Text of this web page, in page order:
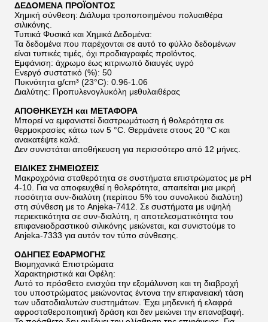
ΔΕΔΟΜΕΝΑ ΠΡΟΪΟΝΤΟΣ
Χημική σύνθεση: Διάλυμα τροποποιημένου πολυαιθέρα
σιλικόνης.
Τυπικά Φυσικά και Χημικά Δεδομένα:
Τα δεδομένα που παρέχονται σε αυτό το φύλλο δεδομένων
είναι τυπικές τιμές, όχι προδιαγραφές προϊόντος.
Εμφάνιση: άχρωμο έως κιτρινωπό διαυγές υγρό
Ενεργό συστατικό (%): 50
Πυκνότητα g/cm³ (23°C): 0.96-1.06
Διαλύτης: Προπυλενογλυκόλη μεθυλαιθέρας
ΑΠΟΘΗΚΕΥΣΗ και ΜΕΤΑΦΟΡΑ
Μπορεί να εμφανιστεί διαστρωμάτωση ή θολερότητα σε
θερμοκρασίες κάτω των 5 °C. Θερμάνετε στους 20 °C και
ανακατέψτε καλά.
Δεν συνιστάται αποθήκευση για περισσότερο από 12 μήνες.
ΕΙΔΙΚΕΣ ΣΗΜΕΙΩΣΕΙΣ
Μακροχρόνια σταθερότητα σε συστήματα επιστρώματος με pH
4-10. Για να αποφευχθεί η θολερότητα, απαιτείται μια μικρή
ποσότητα συν-διαλύτη (περίπου 5% του συνολικού διαλύτη)
στη σύνθεση με το Anjeka-7412. Σε συστήματα με υψηλή
περιεκτικότητα σε συν-διαλύτη, η αποτελεσματικότητα του
επιφανειοδραστικού σιλικόνης μειώνεται, και συνιστούμε το
Anjeka-7333 για αυτόν τον τύπο σύνθεσης.
ΟΔΗΓΙΕΣ ΕΦΑΡΜΟΓΗΣ
Βιομηχανικά Επιστρώματα
Χαρακτηριστικά και Οφέλη:
Αυτό το πρόσθετο ενισχύει την εξομάλυνση και τη διαβροχή
του υποστρώματος μειώνοντας έντονα την επιφανειακή τάση
των υδατοδιαλυτών συστημάτων. Έχει μηδενική ή ελαφρά
αφροσταθεροποιητική δράση και δεν μειώνει την επαναβαφή.